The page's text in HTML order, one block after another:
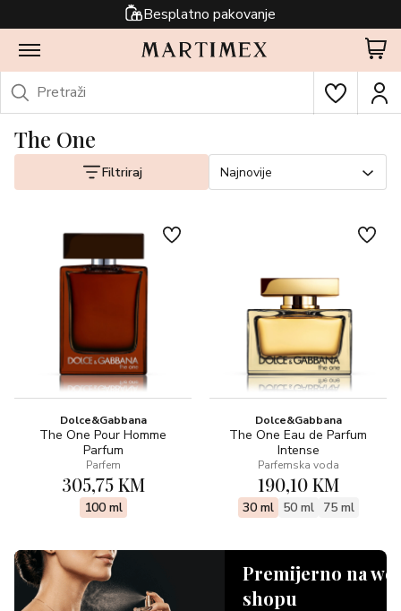
Besplatno pakovanje
The One
Filtriraj Najnovije
Dolce&Gabbana
The One Pour Homme
Parfum
Parfem
305,75 KM
100 ml
Dolce&Gabbana
The One Eau de Parfum
Intense
Parfemska voda
190,10 KM
30 ml 50 ml 75 ml
Premijerno na
shopu